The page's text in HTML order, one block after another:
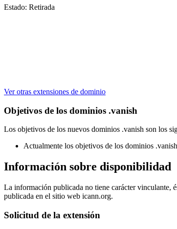
Estado: Retirada
Ver otras extensiones de dominio
Objetivos de los dominios .vanish
Los objetivos de los nuevos dominios .vanish son los
Actualmente los objetivos de los dominios
Información sobre disponibilidad
La información publicada no tiene carácter vinculante,
publicada en el sitio web icann.org.
Solicitud de la extensión